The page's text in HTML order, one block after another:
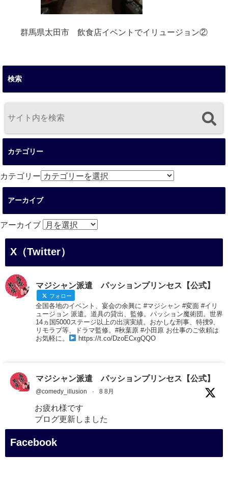
群馬県太田市 飲食店イベントでイリュージョン②
検索
カテゴリー
カテゴリー
アーカイブ
アーカイブ
X（Twitter）
マジシャン派遣 パッションプリンセス【公式】
フォロー
全国各地のイベント、宴会の余興に #マジシャン #変面 #イリ
ュージョン 派遣。道具の貸出、監修。パッション魔術団。世界
14ヵ国5000ステージ以上の出演実績。おかしな刑事、特捜9、
リモラブ等、ドラマ監修。#秋葉原 #小田原 お仕事のご依頼は
お気軽に。
https://t.co/DzoECxgQQO
マジシャン派遣 パッションプリンセス【公式】
@comedy_illusion · 8 8月
お疲れ様です
ブログ更新しました
「マジシャン和歌山旅 白浜町・白良湯」
Facebook